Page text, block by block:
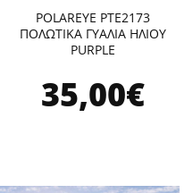
POLAREYE PTE2173
ΠΟΛΩΤΙΚΑ ΓΥΑΛΙΑ ΗΛΙΟΥ
PURPLE
35,00€